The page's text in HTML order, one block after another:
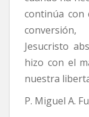
continúa con
Jesucristo
hizo con el
nuestra
P. Miguel A.